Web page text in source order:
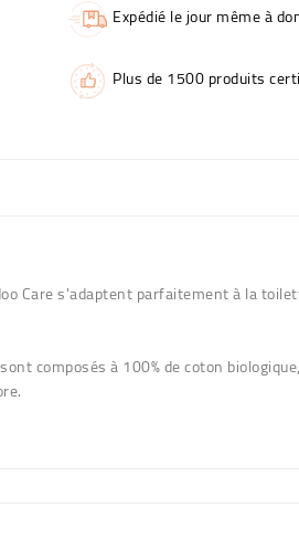
Expédié le jour même à
Plus de 1500 produits
Care s'adaptent parfaitement à la
composés à 100% de coton